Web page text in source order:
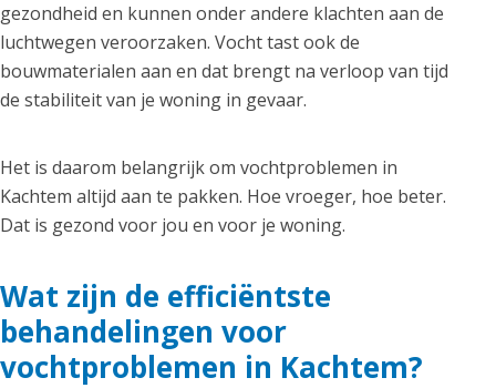
gezondheid en kunnen onder andere klachten aan de
luchtwegen veroorzaken. Vocht tast ook de
bouwmaterialen aan en dat brengt na verloop van tijd
de stabiliteit van je woning in gevaar.
Het is daarom belangrijk om vochtproblemen in
Kachtem altijd aan te pakken. Hoe vroeger, hoe beter.
Dat is gezond voor jou en voor je woning.
Wat zijn de efficiëntste
behandelingen voor
vochtproblemen in Kachtem?